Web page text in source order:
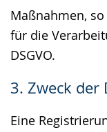
Maßnahmen,
für die
DSGVO.
3. Zweck
Eine